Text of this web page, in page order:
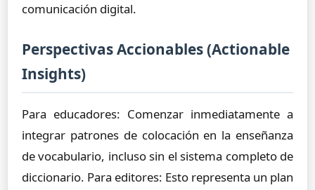
comunicación digital.
Perspectivas Accionables (Actionable
Insights)
Para educadores: Comenzar inmediatamente a
integrar patrones de colocación en la enseñanza
de vocabulario, incluso sin el sistema completo de
diccionario. Para editores: Esto representa un plan